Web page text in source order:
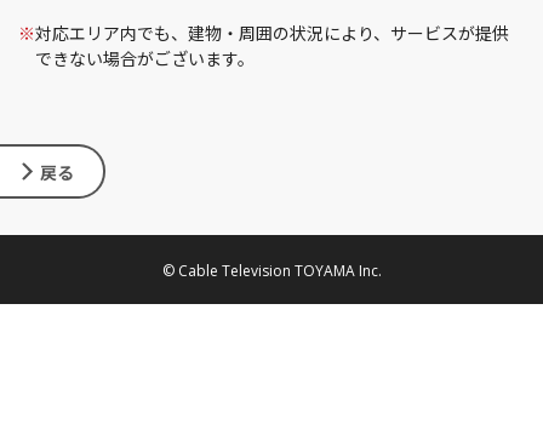
※対応エリア内でも、建物・周囲の状況により、サービスが提供
できない場合がございます。
戻る
© Cable Television TOYAMA Inc.